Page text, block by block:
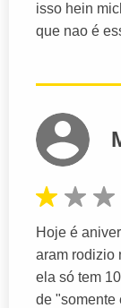
isso hein
que nao é
Hoje é
aram rodizio
ela só tem
de "somente